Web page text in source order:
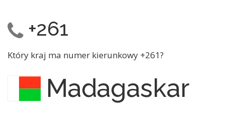
+261
Który kraj ma numer kierunkowy +261?
Madagaskar